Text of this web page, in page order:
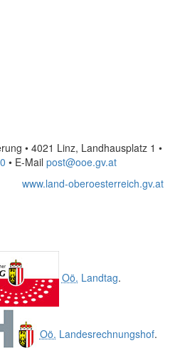
• 4021 Linz, Landhausplatz 1 •
• E-Mail post@ooe.gv.at
www.land-oberoesterreich.gv.at
Oö. Landtag.
Oö. Landesrechnungshof.